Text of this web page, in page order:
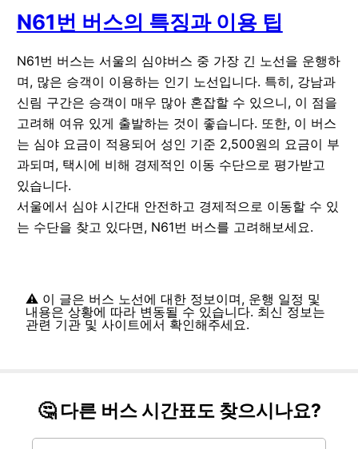
N61번 버스의 특징과 이용 팁
N61번 버스는 서울의 심야버스 중 가장 긴 노선을 운행하
며, 많은 승객이 이용하는 인기 노선입니다. 특히, 강남과
신림 구간은 승객이 매우 많아 혼잡할 수 있으니, 이 점을
고려해 여유 있게 출발하는 것이 좋습니다. 또한, 이 버스
는 심야 요금이 적용되어 성인 기준 2,500원의 요금이 부
과되며, 택시에 비해 경제적인 이동 수단으로 평가받고
있습니다.
서울에서 심야 시간대 안전하고 경제적으로 이동할 수 있
는 수단을 찾고 있다면, N61번 버스를 고려해보세요.
⚠️ 이 글은 버스 노선에 대한 정보이며, 운행 일정 및
내용은 상황에 따라 변동될 수 있습니다. 최신 정보는
관련 기관 및 사이트에서 확인해주세요.
🤔 다른 버스 시간표도 찾으시나요?